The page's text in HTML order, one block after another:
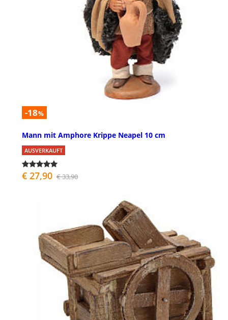
-18%
Mann mit Amphore Krippe Neapel 10 cm
AUSVERKAUFT
€ 27,90 € 33,90